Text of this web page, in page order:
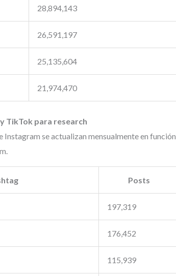
28,894,143
26,591,197
25,135,604
21,974,470
TikTok para research
Instagram se actualizan mensualmente en función
Posts
197,319
176,452
115,939